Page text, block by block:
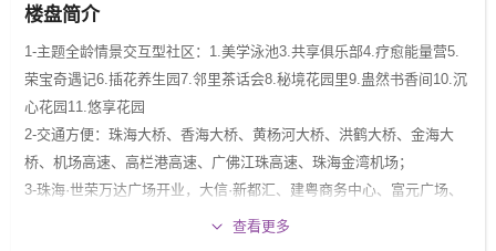
楼盘简介
1-主题全龄情景交互型社区：1.美学泳池3.共享俱乐部4.疗愈能量营5.
荣宝奇遇记6.插花养生园7.邻里茶话会8.秘境花园里9.蛊然书香间10.沉
心花园11.悠享花园
2-交通方便：珠海大桥、香海大桥、黄杨河大桥、洪鹤大桥、金海大
桥、机场高速、高栏港高速、广佛江珠高速、珠海金湾机场；
3-珠海·世荣万达广场开业，大信·新都汇、建粤商务中心、富元广场、
查看更多